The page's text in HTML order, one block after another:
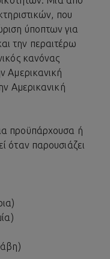
που
ύποπτων για
την περαιτέρω
κανόνας
Αμερικανική
Αμερικανική
προϋπάρχουσα ή
όταν παρουσιάζει